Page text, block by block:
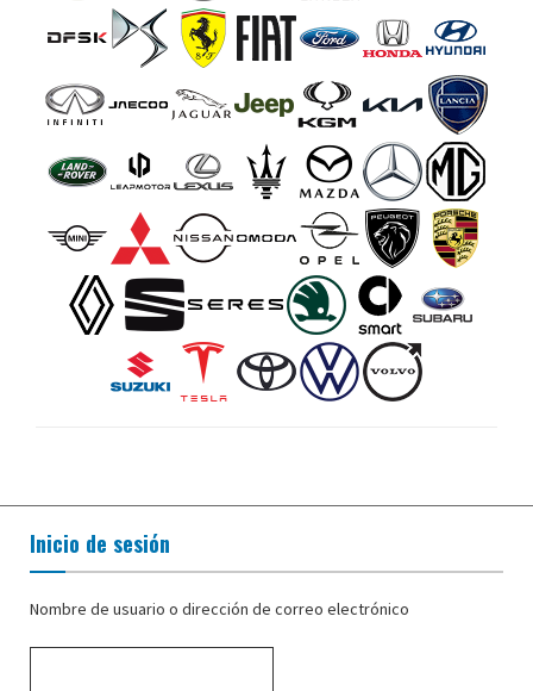
Inicio de sesión
Nombre de usuario o dirección de correo electrónico